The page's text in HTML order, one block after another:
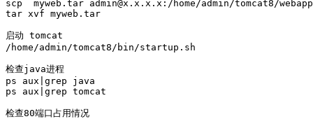
scp  myweb.tar admin@x.x.x.x:/home/admin/tomcat8/
tar xvf myweb.tar
启动 tomcat
/home/admin/tomcat8/bin/startup.sh
检查java进程
ps aux|grep java
ps aux|grep tomcat
检查80端口占用情况